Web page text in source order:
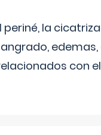
la
con